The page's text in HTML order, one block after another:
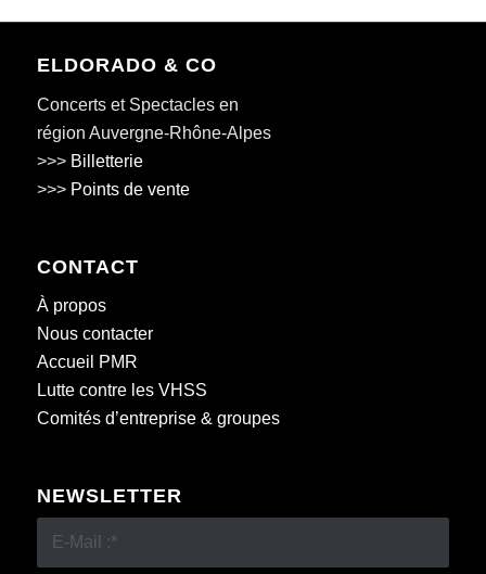
ELDORADO & CO
Concerts et Spectacles en
région Auvergne-Rhône-Alpes
>>> Billetterie
>>> Points de vente
CONTACT
À propos
Nous contacter
Accueil PMR
Lutte contre les VHSS
Comités d’entreprise & groupes
NEWSLETTER